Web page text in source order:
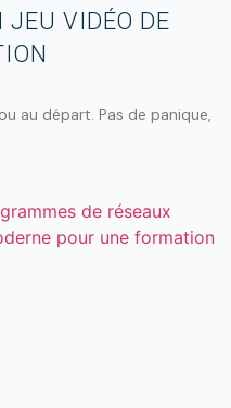
JEU VIDÉO DE
au départ. Pas de panique,